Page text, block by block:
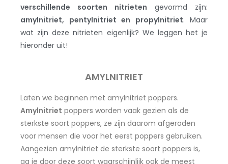
verschillende soorten nitrieten gevormd zijn:
amylnitriet, pentylnitriet en propylnitriet. Maar
wat zijn deze nitrieten eigenlijk? We leggen het je
hieronder uit!
AMYLNITRIET
Laten we beginnen met amylnitriet poppers.
Amylnitriet poppers worden vaak gezien als de
sterkste soort poppers, ze zijn daarom afgeraden
voor mensen die voor het eerst poppers gebruiken.
Aangezien amylnitriet de sterkste soort poppers is,
ga je door deze soort waarschijnlijk ook de meest